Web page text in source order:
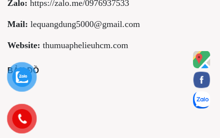
Zalo: https://zalo.me/0976937533
Mail: lequangdung5000@gmail.com
Website: thumuaphelieuhcm.com
BẢN ĐỒ